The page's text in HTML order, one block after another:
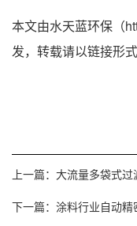
本文由水天蓝环保（
发，转载请以链接形
上一篇： 大流量多袋式过
下一篇： 涂料行业自动